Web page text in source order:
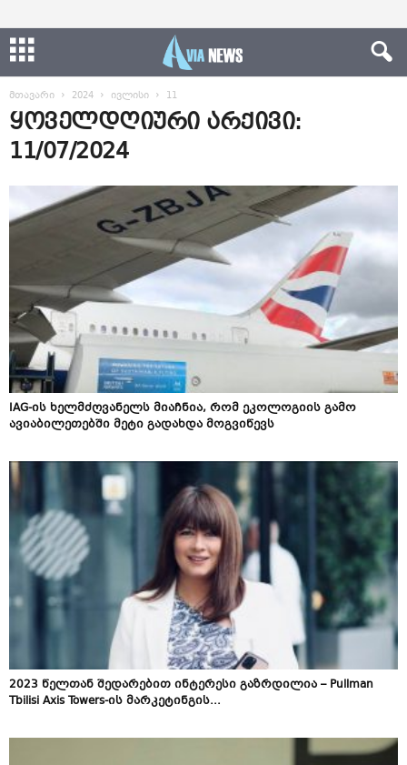
მთავარი 2024 ივლისი 11
ყოველდღიური არქივი:
11/07/2024
IAG-ის ხელმძღვანელს მიაჩნია, რომ ეკოლოგიის გამო
ავიაბილეთებში მეტი გადახდა მოგვიწევს
2023 წელთან შედარებით ინტერესი გაზრდილია – Pullman
Tbilisi Axis Towers-ის მარკეტინგის...